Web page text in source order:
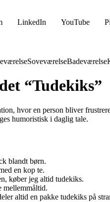
LinkedIn YouTube
SoveværelseBadeværelse
“Tudekiks”
hvor en person bliver
humoristisk i daglig tale.
blandt børn.
en kop te.
køber jeg altid tudekiks.
mellemmåltid.
altid en pakke tudekiks på